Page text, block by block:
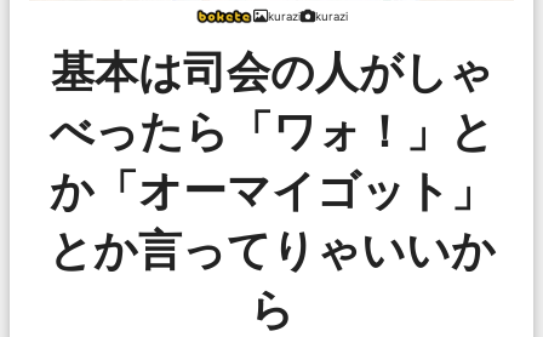
kurazi kurazi
基本は司会の人がしゃ
べったら「ワォ！」と
か「オーマイゴット」
とか言ってりゃいいか
ら